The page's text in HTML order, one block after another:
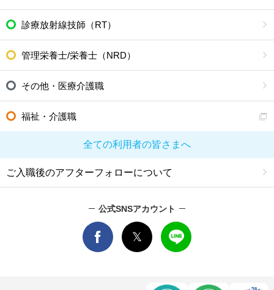
診療放射線技師（RT）
管理栄養士/栄養士（NRD）
その他・医療介護職
福祉・介護職
全ての利用者の皆さまへ
ご入職後のアフターフォローについて
公式SNSアカウント